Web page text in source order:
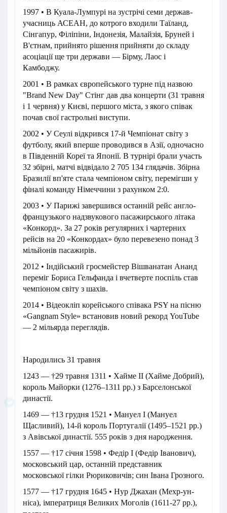
1997 • В Куала-Лумпурі на зустрічі семи держав-
учасниць АСЕАН, до котрого входили Таїланд,
Сінгапур, Філіпіни, Індонезія, Малайзія, Бруней і
В'єтнам, прийнято рішення прийняти до складу
асоціації ще три держави — Бірму, Лаос і
Камбоджу.
2001 • В рамках європейського турне під назвою
"Brand New Day" Стінг дав два концерти (31 травня
і 1 червня) у Києві, першого міста, з якого співак
почав свої гастрольні виступи.
2002 • У Сеулі відкрився 17-й Чемпіонат світу з
футболу, який вперше проводився в Азії, одночасно
в Південній Кореї та Японії. В турнірі брали участь
32 збірні, матчі відвідало 2 705 134 глядачів. Збірна
Бразилії вп'яте стала чемпіоном світу, перемігши у
фіналі команду Німеччини з рахунком 2:0.
2003 • У Парижі завершився останній рейс англо-
французького надзвукового пасажирського літака
«Конкорд». За 27 років регулярних і чартерних
рейсів на 20 «Конкордах» було перевезено понад 3
мільйонів пасажирів.
2012 • Індійський гросмейстер Вішванатан Ананд
переміг Бориса Гельфанда і вчетверте поспіль став
чемпіоном світу з шахів.
2014 • Відеокліп корейського співака PSY на пісню
«Gangnam Style» встановив новий рекорд YouTube
— 2 мільярда переглядів.
Народились 31 травня
1243 — †29 травня 1311 • Хайме ІІ (Хайме Добрий),
король Майорки (1276–1311 рр.) з Барселонської
династії.
1469 — †13 грудня 1521 • Мануел I (Мануел
Щасливий), 14-й король Португалії (1495–1521 рр.)
з Авівської династії. 555 років з дня народження.
1557 — †17 січня 1598 • Федір I (Федір Іванович),
московський цар, останній представник
московської гілки Рюриковичів; син Івана Грозного.
1577 — †17 грудня 1645 • Нур Джахан (Мехр-ун-
ніса), імператриця Великих Моголів (1611-27 рр.),